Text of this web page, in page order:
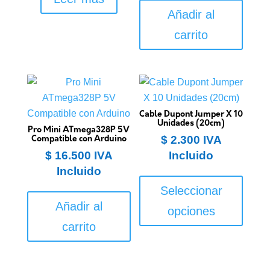
Añadir al
carrito
Pro Mini ATmega328P 5V
Compatible con Arduino
$16.500 IVA
Incluido
Añadir al
carrito
Cable Dupont Jumper X 10
Unidades (20cm)
$2.300 IVA
Incluido
Seleccionar
opciones